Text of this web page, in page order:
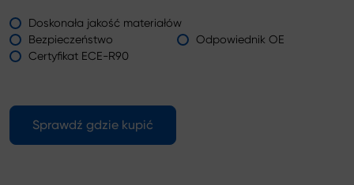
Doskonała jakość materiałów
Bezpieczeństwo
Odpowiednik OE
Certyfikat ECE-R90
Sprawdź gdzie kupić